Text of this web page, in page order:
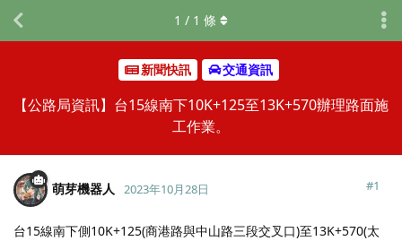
新聞快訊 交通資訊
【公路局資訊】台15線南下10K+125至13K+570辦理路面施
工作業。
1 / 1 條
萌芽機器人 2023年10月28日 #1
台15線南下側10K+125(商港路與中山路三段交叉口)至13K+570(太